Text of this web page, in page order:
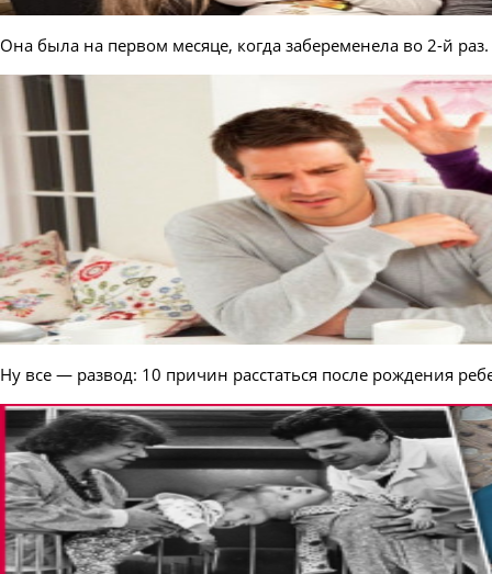
Она была на первом месяце, когда забеременела во 2-й
Ну все — развод: 10 причин расстаться после рождения